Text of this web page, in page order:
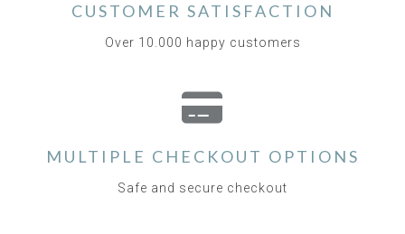
CUSTOMER SATISFACTION
Over 10.000 happy customers
MULTIPLE CHECKOUT OPTIONS
Safe and secure checkout